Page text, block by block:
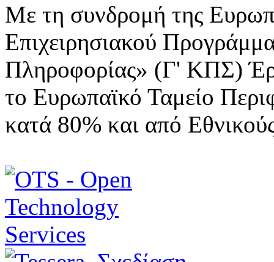
Με τη συνδρομή της
Επιχειρησιακού
Πληροφορίας» (Γ' ΚΠΣ)
το Ευρωπαϊκό Ταμείο
κατά 80% και από